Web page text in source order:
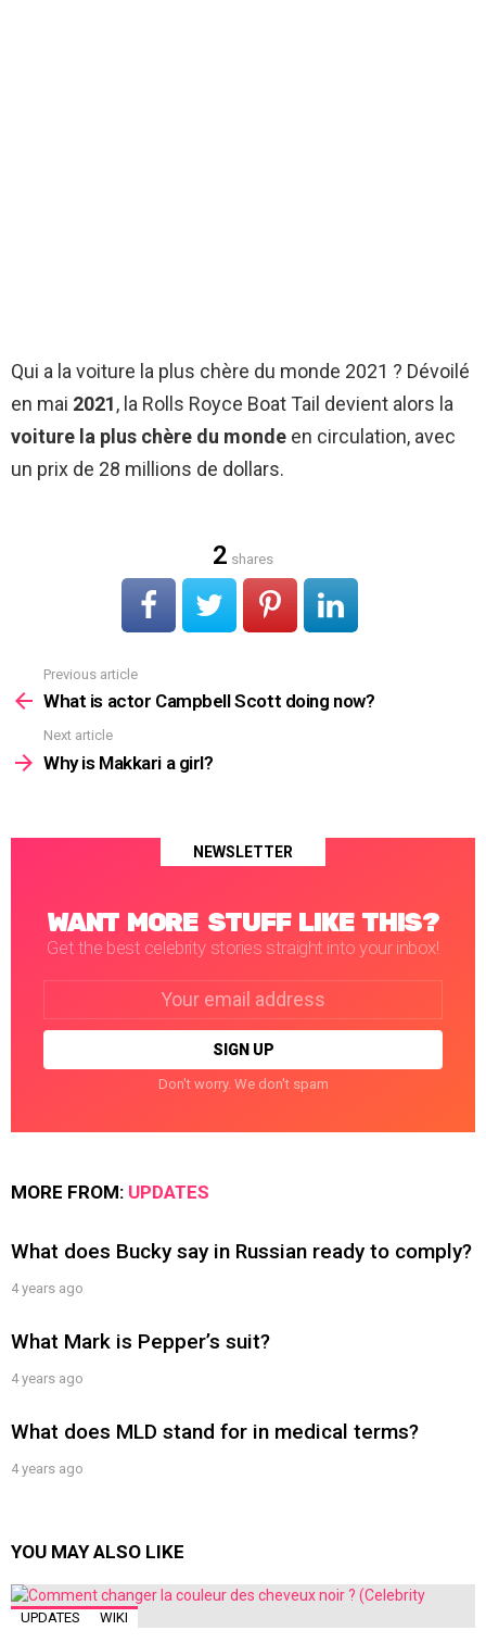
Qui a la voiture la plus chère du monde 2021 ? Dévoilé
en mai 2021, la Rolls Royce Boat Tail devient alors la
voiture la plus chère du monde en circulation, avec
un prix de 28 millions de dollars.
2 shares
more
Previous article
What is actor Campbell Scott doing now?
Next article
Why is Makkari a girl?
NEWSLETTER
WANT MORE STUFF LIKE THIS?
Get the best celebrity stories straight into your inbox!
Don't worry. We don't spam
MORE FROM: UPDATES
What does Bucky say in Russian ready to comply?
4 years ago
What Mark is Pepper’s suit?
4 years ago
What does MLD stand for in medical terms?
4 years ago
YOU MAY ALSO LIKE
UPDATES WIKI